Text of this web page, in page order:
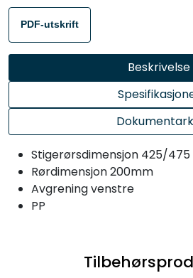
Beskrivelse
Stigerørsdimensjon 425/475
Rørdimensjon 200mm
Avgrening venstre
PP
PDF-utskrift